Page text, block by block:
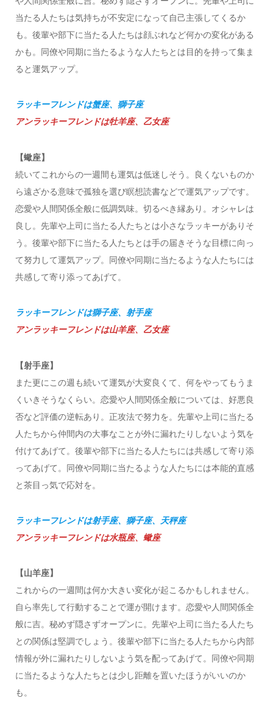
当たる人たちは気持ちが不安定になって自己主張してくるか
も。後輩や部下に当たる人たちは顔ぶれなど何かの変化がある
かも。同僚や同期に当たるような人たちとは目的を持って集ま
ると運気アップ。
ラッキーフレンドは蟹座、獅子座
アンラッキーフレンドは牡羊座、乙女座
【蠍座】
続いてこれからの一週間も運気は低迷しそう。良くないものか
ら遠ざかる意味で孤独を選び瞑想読書などで運気アップです。
恋愛や人間関係全般に低調気味。切るべき縁あり。オシャレは
良し。先輩や上司に当たる人たちとは小さなラッキーがありそ
う。後輩や部下に当たる人たちとは手の届きそうな目標に向っ
て努力して運気アップ。同僚や同期に当たるような人たちには
共感して寄り添ってあげて。
ラッキーフレンドは獅子座、射手座
アンラッキーフレンドは山羊座、乙女座
【射手座】
また更にこの週も続いて運気が大変良くて、何をやってもうま
くいきそうなくらい。恋愛や人間関係全般については、好悪良
否など評価の逆転あり。正攻法で努力を。先輩や上司に当たる
人たちから仲間内の大事なことが外に漏れたりしないよう気を
付けてあげて。後輩や部下に当たる人たちには共感して寄り添
ってあげて。同僚や同期に当たるような人たちには本能的直感
と茶目っ気で応対を。
ラッキーフレンドは射手座、獅子座、天秤座
アンラッキーフレンドは水瓶座、蠍座
【山羊座】
これからの一週間は何か大きい変化が起こるかもしれません。
自ら率先して行動することで運が開けます。恋愛や人間関係全
般に吉。秘めず隠さずオープンに。先輩や上司に当たる人たち
との関係は堅調でしょう。後輩や部下に当たる人たちから内部
情報が外に漏れたりしないよう気を配ってあげて。同僚や同期
に当たるような人たちとは少し距離を置いたほうがいいのか
も。